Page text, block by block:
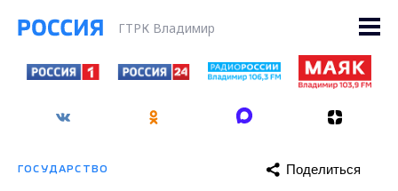
ГТРК Владимир
ГОСУДАРСТВО Поделиться